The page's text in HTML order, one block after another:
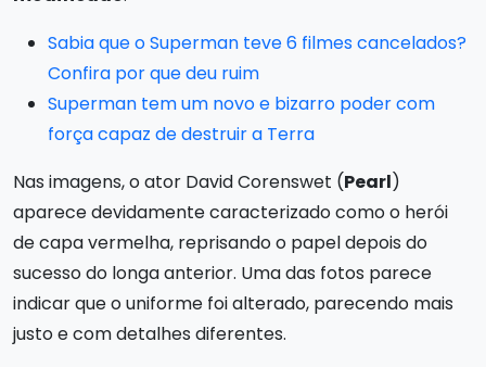
Sabia que o Superman teve 6 filmes cancelados?
Confira por que deu ruim
Superman tem um novo e bizarro poder com
força capaz de destruir a Terra
Nas imagens, o ator David Corenswet (Pearl)
aparece devidamente caracterizado como o herói
de capa vermelha, reprisando o papel depois do
sucesso do longa anterior. Uma das fotos parece
indicar que o uniforme foi alterado, parecendo mais
justo e com detalhes diferentes.